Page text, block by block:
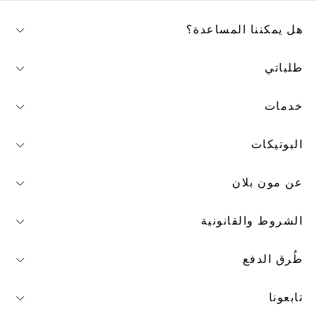
طُرق الدفع
تابعونا
هل يمكننا المساعدة؟
طلباتي
خدمات
البوتيكات
عن مون بلان
الشروط والقانونية